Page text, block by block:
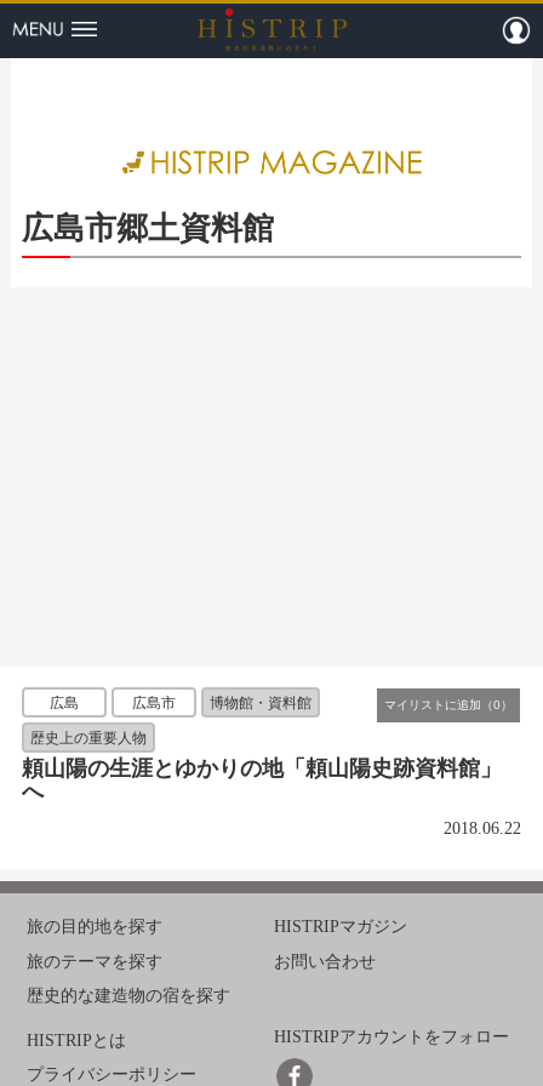
HISTRIP（
広島市郷土資料館
広島 広島市 博物館・資料館
歴史上の重要人物
頼山陽の生涯とゆかりの地「頼山陽史跡資料館」
へ
2018.06.22
旅の目的地を探す
旅のテーマを探す
歴史的な建造物の宿を探す
HISTRIPマガジン
お問い合わせ
HISTRIPとは
プライバシーポリシー
HISTRIPアカウントをフォロー